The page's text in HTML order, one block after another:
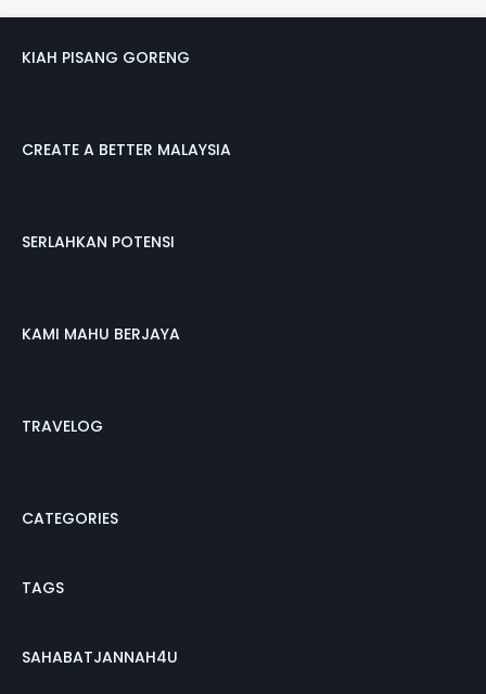
KIAH PISANG GORENG
CREATE A BETTER MALAYSIA
SERLAHKAN POTENSI
KAMI MAHU BERJAYA
TRAVELOG
CATEGORIES
TAGS
SAHABATJANNAH4U